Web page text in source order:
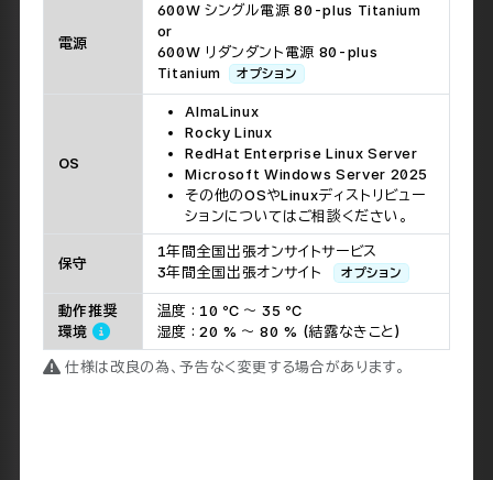
仕様は改良の為、予告なく変更する場合があります。
電源
600W シングル電源 80-plus Titanium
or
600W リダンダント電源 80-plus
Titanium
オプション
OS
AlmaLinux
Rocky Linux
RedHat Enterprise Linux Server
Microsoft Windows Server 2025
その他のOSやLinuxディストリビュー
ションについてはご相談ください。
保守
1年間全国出張オンサイトサービス
3年間全国出張オンサイト
オプション
動作推奨
環境
温度 : 10 ℃ ～ 35 ℃
湿度 : 20 % ～ 80 % (結露なきこと)